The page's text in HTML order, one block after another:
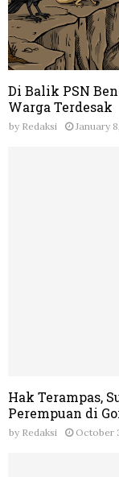
Di Balik PSN
Warga Terdesak
by Redaksi January
Hak Terampas,
Perempuan di
by Redaksi October